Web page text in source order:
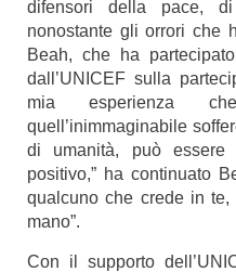
difensori della pace,
nonostante gli orrori che
Beah, che ha
dall’UNICEF sulla
mia esperienza
quell’inimmaginabile
di umanità, può essere
positivo,” ha continuato
qualcuno che crede in
mano”.
Con il supporto